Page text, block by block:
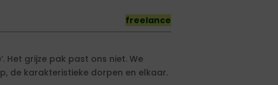
freelance
Het grijze pak past ons niet. We
de karakteristieke dorpen en elkaar.